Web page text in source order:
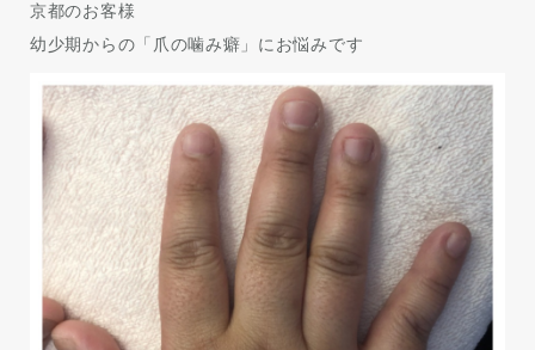
京都のお客様
幼少期からの「爪の噛み癖」にお悩みです